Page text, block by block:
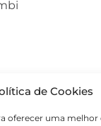
de Cookies
oferecer uma melhor